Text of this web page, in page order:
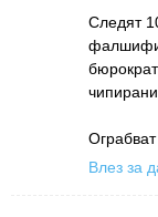
Следят
чипирани.
Влез за